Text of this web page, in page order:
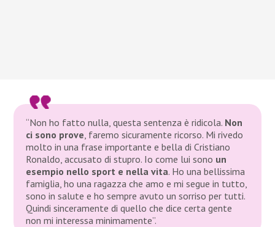
“Non ho fatto nulla, questa sentenza è ridicola. Non
ci sono prove , faremo sicuramente ricorso. Mi rivedo
molto in una frase importante e bella di Cristiano
Ronaldo, accusato di stupro. Io come lui sono un
esempio nello sport e nella vita. Ho una bellissima
famiglia, ho una ragazza che amo e mi segue in tutto,
sono in salute e ho sempre avuto un sorriso per tutti.
Quindi sinceramente di quello che dice certa gente
non mi interessa minimamente”.